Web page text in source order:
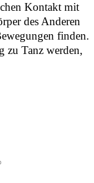
Kontakt mit
des Anderen
finden.
zu Tanz werden,